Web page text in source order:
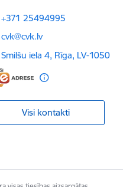
+371 25494995
E-pasts:
cvk@cvk.lv
Smilšu iela 4, Rīga, LV-1050
Visi kontakti